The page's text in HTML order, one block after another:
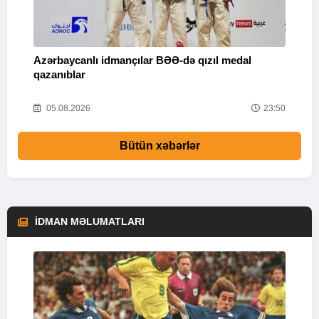
Azərbaycanlı idmançılar BƏƏ-də qızıl medal
qazanıblar
05.08.2026 23:50
Bütün xəbərlər
İDMAN MƏLUMATLARI